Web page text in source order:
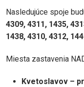
Nasledujúce spoje
4309, 4311, 1435,
1438, 4310, 4312,
Miesta zastavenia
Kvetoslavov –